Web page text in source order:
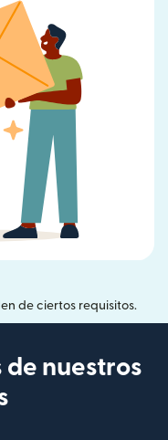
de ciertos requisitos.
de nuestros